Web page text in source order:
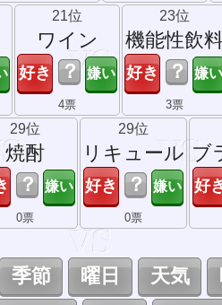
21位
ワイン
？
4票
23位
機能性飲
？
3票
29位
焼酎
？
0票
29位
リキュール
？
0票
ブ
季節 曜日 天気